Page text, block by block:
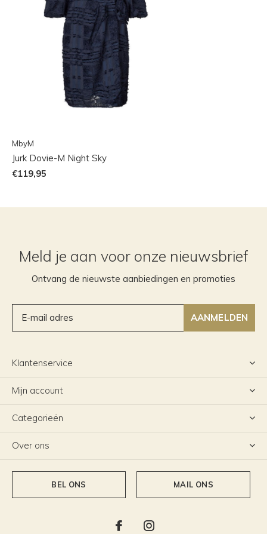
MbyM
Jurk Dovie-M Night Sky
€119,95
Meld je aan voor onze nieuwsbrief
Ontvang de nieuwste aanbiedingen en promoties
AANMELDEN
Klantenservice
Mijn account
Categorieën
Over ons
BEL ONS MAIL ONS